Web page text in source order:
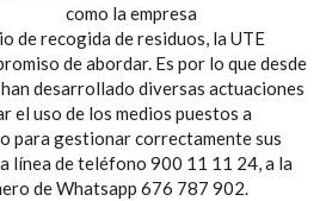
como la empresa
de recogida de residuos, la UTE
de abordar. Es por lo que desde
desarrollado diversas actuaciones
el uso de los medios puestos a
para gestionar correctamente sus
línea de teléfono 900 11 11 24, a la
de Whatsapp 676 787 902.